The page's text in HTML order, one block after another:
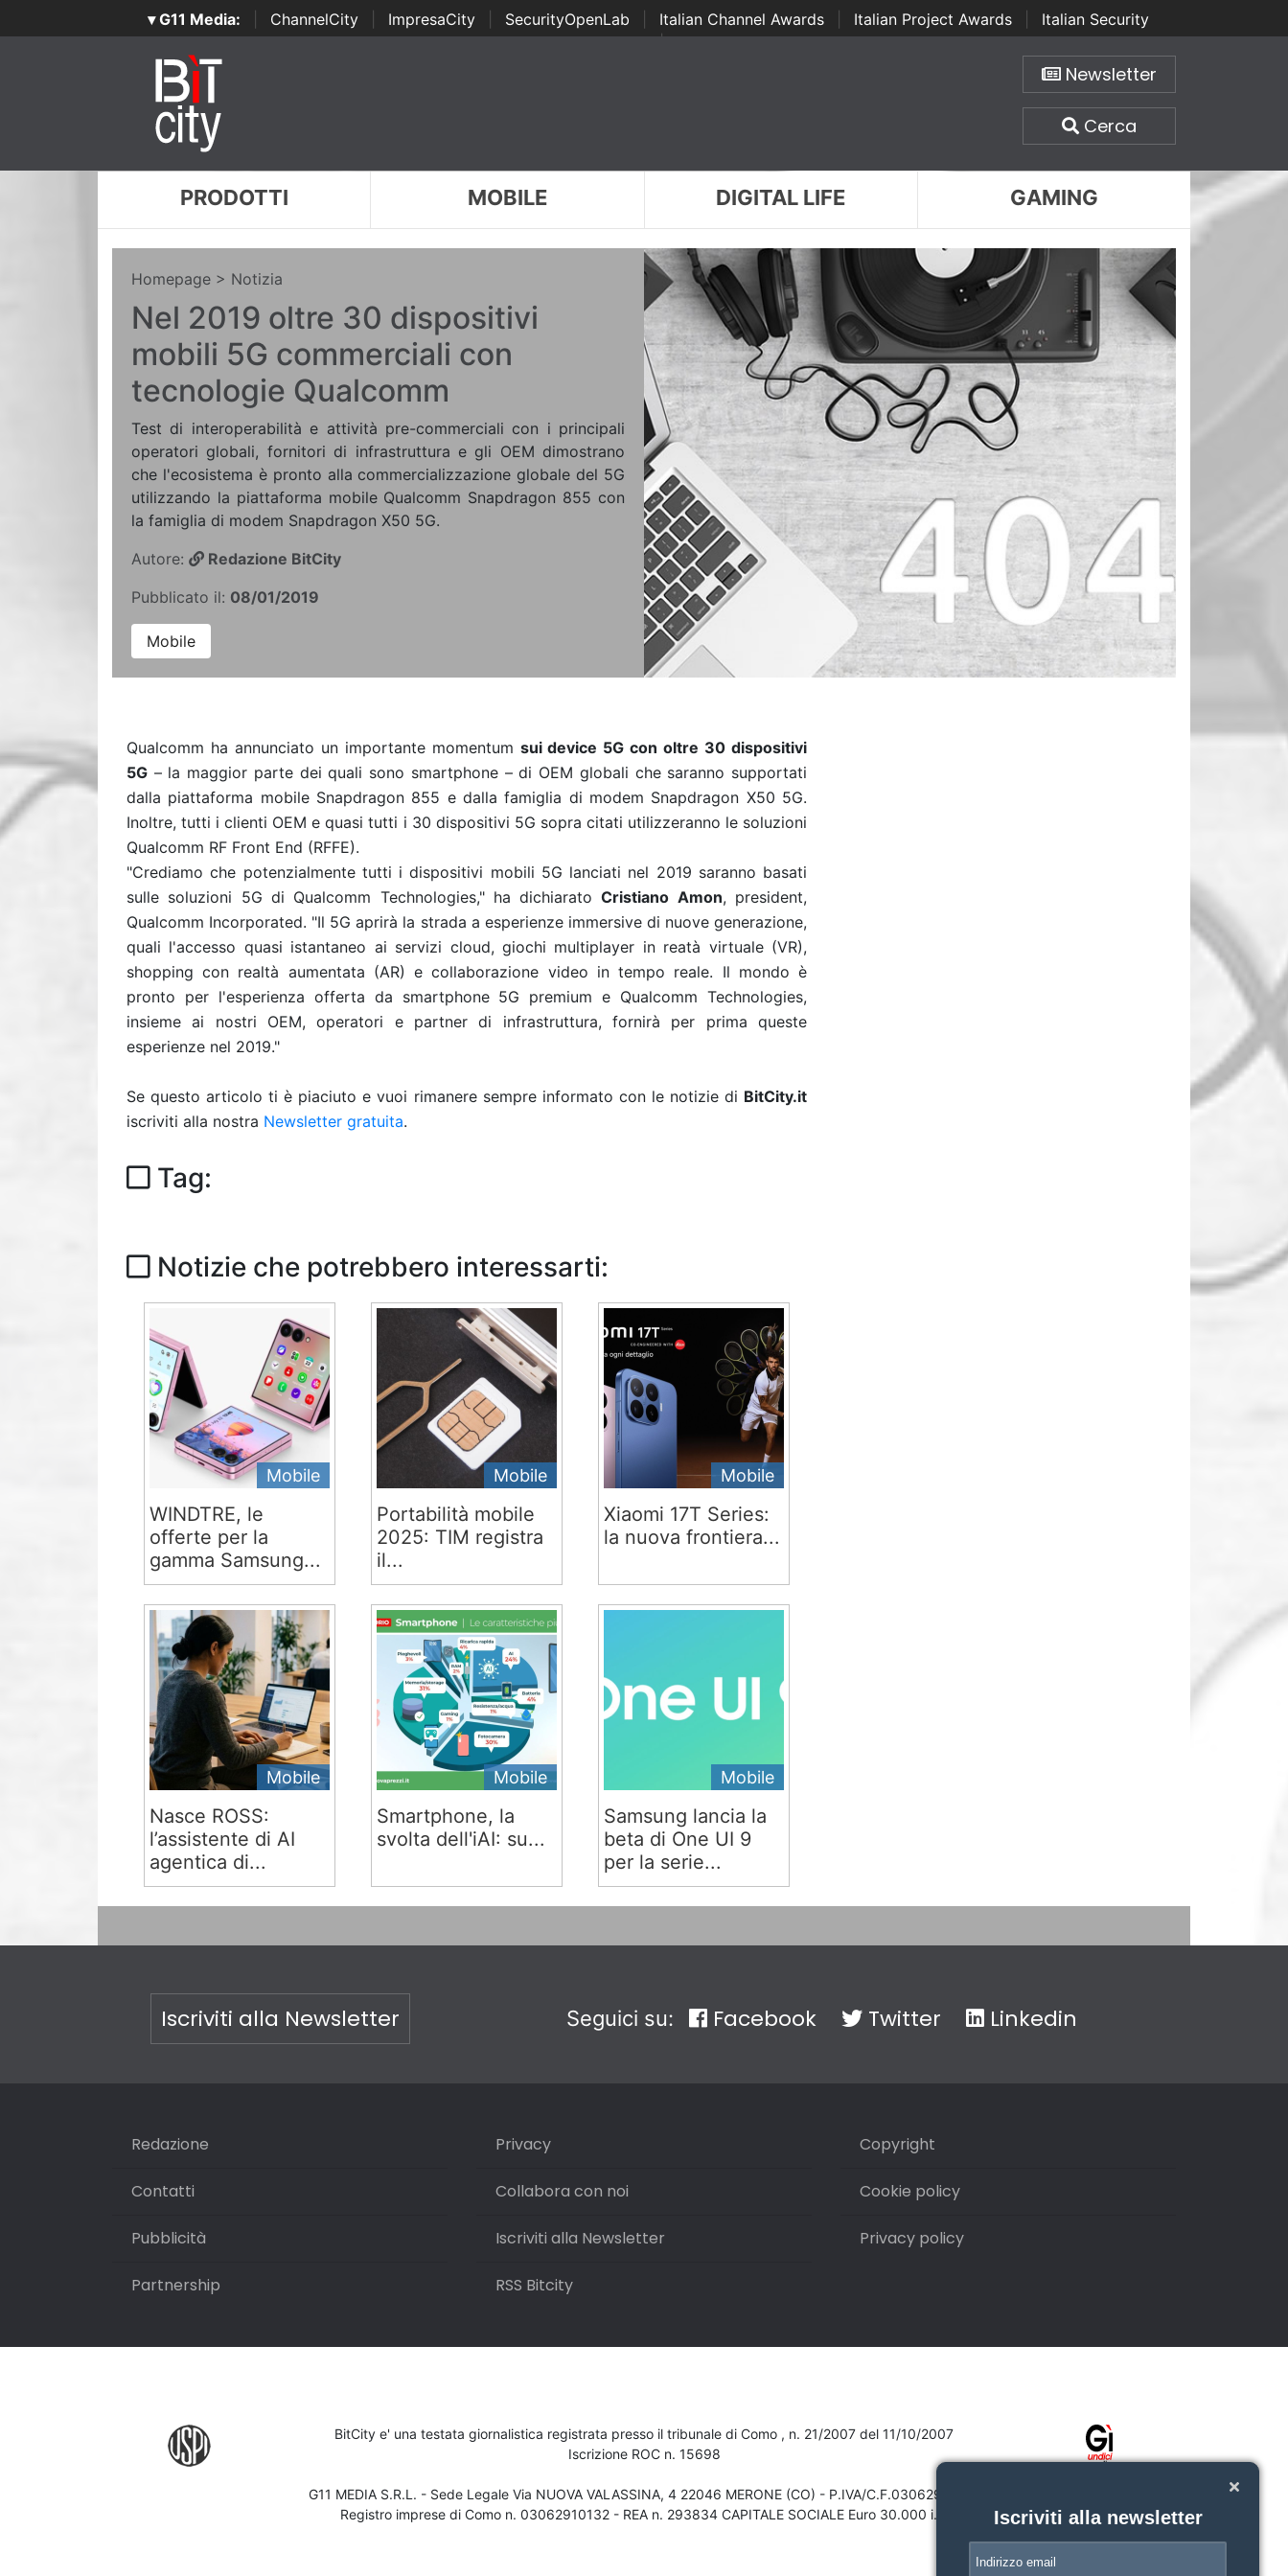
▾ G11 Media: ChannelCity ImpresaCity SecurityOpenLab Italian Channel Awards Italian Project Awards
Italian Security
Awards | ...
Newsletter
Cerca
PRODOTTI MOBILE DIGITAL LIFE GAMING
Homepage > Notizia
Nel 2019 oltre 30 dispositivi
mobili 5G commerciali con
tecnologie Qualcomm
Test di interoperabilità e attività pre-commerciali con i principali
operatori globali, fornitori di infrastruttura e gli OEM dimostrano
che l'ecosistema è pronto alla commercializzazione globale del 5G
utilizzando la piattaforma mobile Qualcomm Snapdragon 855 con
la famiglia di modem Snapdragon X50 5G.
Autore:
Redazione BitCity
Pubblicato il: 08/01/2019
Mobile
Qualcomm ha annunciato un importante momentum sui device 5G con oltre 30 dispositivi
5G – la maggior parte dei quali sono smartphone – di OEM globali che saranno supportati
dalla piattaforma mobile Snapdragon 855 e dalla famiglia di modem Snapdragon X50 5G.
Inoltre, tutti i clienti OEM e quasi tutti i 30 dispositivi 5G sopra citati utilizzeranno le soluzioni
Qualcomm RF Front End (RFFE).
"Crediamo che potenzialmente tutti i dispositivi mobili 5G lanciati nel 2019 saranno basati
sulle soluzioni 5G di Qualcomm Technologies," ha dichiaratoCristiano Amon, president,
Qualcomm Incorporated. "Il 5G aprirà la strada a esperienze immersive di nuove generazione,
quali l'accesso quasi istantaneo ai servizi cloud, giochi multiplayer in reatà virtuale (VR),
shopping con realtà aumentata (AR) e collaborazione video in tempo reale. Il mondo è
pronto per l'esperienza offerta da smartphone 5G premium e Qualcomm Technologies,
insieme ai nostri OEM, operatori e partner di infrastruttura, fornirà per prima queste
esperienze nel 2019."
Se questo articolo ti è piaciuto e vuoi rimanere sempre informato con le notizie di BitCity.it
iscriviti alla nostra Newsletter gratuita.
Tag:
Notizie che potrebbero interessarti:
Mobile
WINDTRE, le
offerte per la
gamma Samsung...
Mobile
Portabilità mobile
2025: TIM registra
il...
Mobile
Xiaomi 17T Series:
la nuova frontiera...
Mobile
Nasce ROSS:
l’assistente di AI
agentica di...
Mobile
Smartphone, la
svolta dell'iAI: su...
Mobile
Samsung lancia la
beta di One UI 9
per la serie...
Iscriviti alla Newsletter Seguici su: Facebook Twitter Linkedin
Redazione
Contatti
Pubblicità
Partnership
Privacy
Collabora con noi
Iscriviti alla Newsletter
RSS Bitcity
Copyright
Cookie policy
Privacy policy
BitCity e' una testata giornalistica registrata presso il tribunale di Como , n. 21/2007 del 11/10/2007
Iscrizione ROC n. 15698
G11 MEDIA S.R.L. - Sede Legale Via NUOVA VALASSINA, 4 22046 MERONE (CO) - P.IVA/C.F.03062910132
Registro imprese di Como n. 03062910132 - REA n. 293834 CAPITALE SOCIALE Euro 30.000 i.v.
Iscriviti alla newsletter